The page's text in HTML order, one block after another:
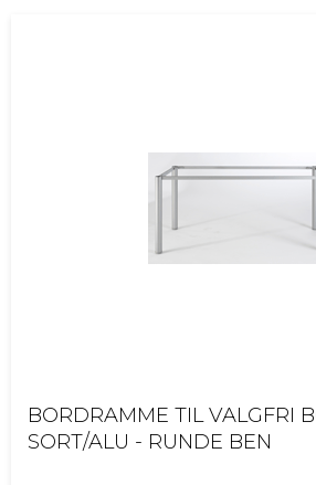
BORDRAMME TIL VALGFRI
SORT/ALU - RUNDE BEN